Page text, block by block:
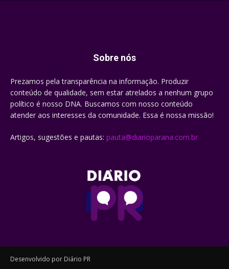
Sobre nós
Prezamos pela transparência na informação. Produzir
conteúdo de qualidade, sem estar atrelados a nenhum grupo
político é nosso DNA. Buscamos com nosso conteúdo
atender aos interesses da comunidade. Essa é nossa missão!
Artigos, sugestões e pautas: pauta@diarioparana.com.br
Desenvolvido por Diário PR